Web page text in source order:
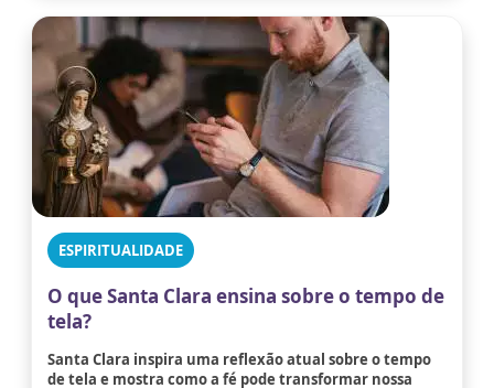
ESPIRITUALIDADE
O que Santa Clara ensina sobre o tempo de
tela?
Santa Clara inspira uma reflexão atual sobre o tempo
de tela e mostra como a fé pode transformar nossa